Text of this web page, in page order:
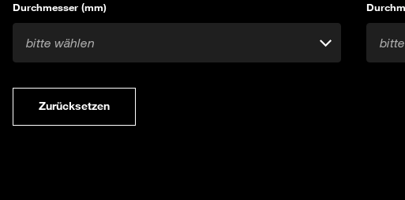
Durchmesser (mm)
bitte wählen
Zurücksetzen